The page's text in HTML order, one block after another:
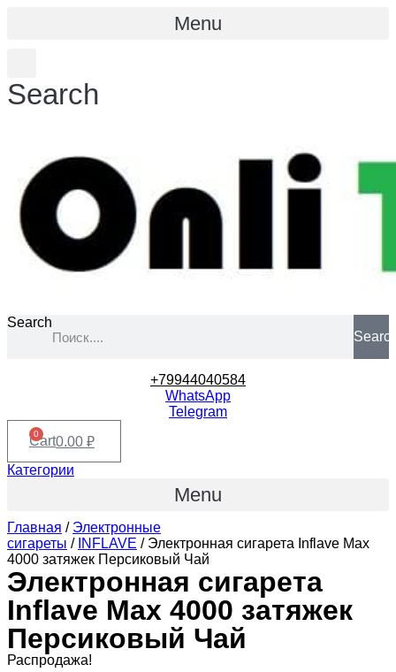
Menu
Search
Search
+79944040584
WhatsApp
Telegram
0.00 ₽
0
Cart
Категории
Menu
Главная / Электронные
сигареты / INFLAVE / Электронная сигарета Inflave Max
4000 затяжек Персиковый Чай
Электронная сигарета
Inflave Max 4000 затяжек
Персиковый Чай
Распродажа!